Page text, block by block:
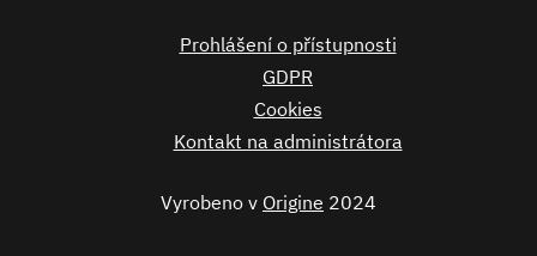
Prohlášení o přístupnosti
GDPR
Cookies
Kontakt na administrátora
Vyrobeno v Origine 2024